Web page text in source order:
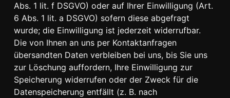
Abs. 1 lit. f DSGVO) oder auf Ihrer Einwilligung (Art.
6 Abs. 1 lit. a DSGVO) sofern diese abgefragt
wurde; die Einwilligung ist jederzeit widerrufbar.
Die von Ihnen an uns per Kontaktanfragen
übersandten Daten verbleiben bei uns, bis Sie uns
zur Löschung auffordern, Ihre Einwilligung zur
Speicherung widerrufen oder der Zweck für die
Datenspeicherung entfällt (z. B. nach